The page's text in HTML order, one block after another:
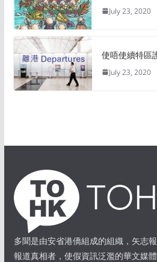
July 23, 2020
使唔使續特區
July 23, 2020
多聞是由安省港僑組成的組織，矢志
報道真相者，使假資訊泛濫的華文媒